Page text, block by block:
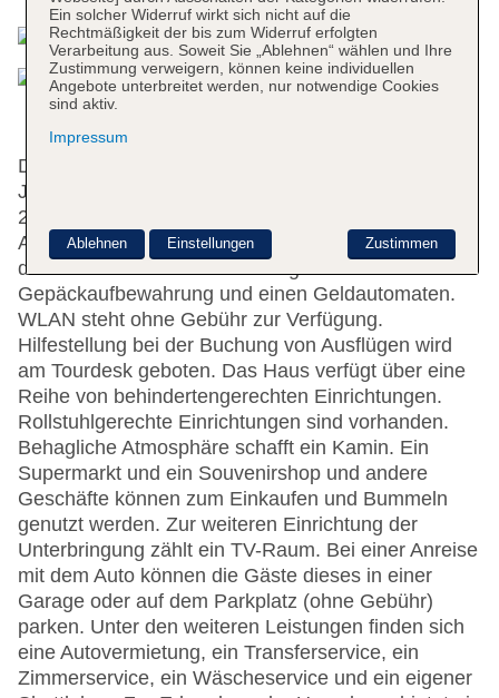
Das Hotel bietet 311 Nichtraucherzimmer, 18
Junior-Suiten, 2 Suiten, 2 Studios, 19 Einzel- und
259 Doppelzimmer auf 14 Etagen, die mit einem
Aufzug erreichbar sind. Die Rezeption ist rund um
die Uhr besetzt. Die Einrichtung umfasst eine
Gepäckaufbewahrung und einen Geldautomaten.
WLAN steht ohne Gebühr zur Verfügung.
Hilfestellung bei der Buchung von Ausflügen wird
am Tourdesk geboten. Das Haus verfügt über eine
Reihe von behindertengerechten Einrichtungen.
Rollstuhlgerechte Einrichtungen sind vorhanden.
Behagliche Atmosphäre schafft ein Kamin. Ein
Supermarkt und ein Souvenirshop und andere
Geschäfte können zum Einkaufen und Bummeln
genutzt werden. Zur weiteren Einrichtung der
Unterbringung zählt ein TV-Raum. Bei einer Anreise
mit dem Auto können die Gäste dieses in einer
Garage oder auf dem Parkplatz (ohne Gebühr)
parken. Unter den weiteren Leistungen finden sich
eine Autovermietung, ein Transferservice, ein
Zimmerservice, ein Wäscheservice und ein eigener
Ein solcher Widerruf wirkt sich nicht auf die
Rechtmäßigkeit der bis zum Widerruf erfolgten
Verarbeitung aus. Soweit Sie „Ablehnen“ wählen und Ihre
Zustimmung verweigern, können keine individuellen
Angebote unterbreitet werden, nur notwendige Cookies
sind aktiv.
Impressum
Zustimmen
Ablehnen Einstellungen